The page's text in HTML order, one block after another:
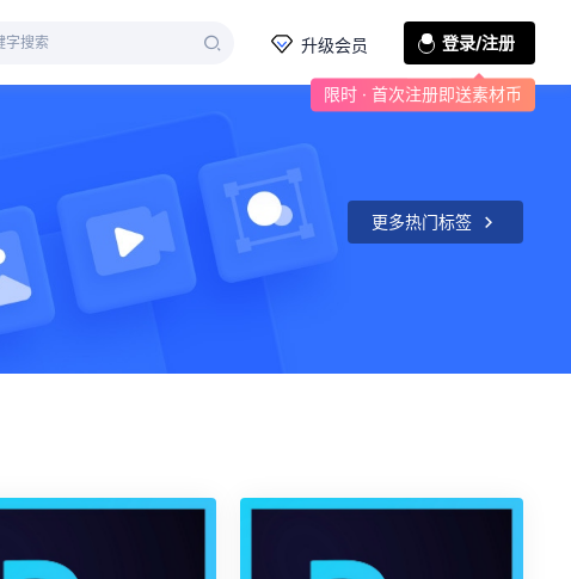
升级会员 登录/注册
限时 · 首次注册即送素材币
更多热门标签